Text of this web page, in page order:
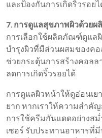
และป้องกันการเกิดริ้วรอยไ
7. การดูแลสุขภาพผิวด้วย
การเลือกใช้ผลิตภัณฑ์ดูแล
บำรุงผิวที่มีส่วนผสมของค
ช่วยกระตุ้นการสร้างคอลล
ลดการเกิดริ้วรอยได้
การดูแลผิวหน้าให้ดูอ่อนเย
ยาก หากเราให้ความสำคั
การใช้ครีมกันแดดอย่างสม่
เซอร์ รับประทานอาหารที่